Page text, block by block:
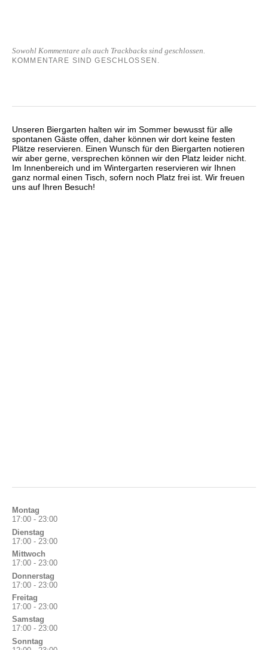
Sowohl Kommentare als auch Trackbacks sind geschlossen.
KOMMENTARE SIND GESCHLOSSEN.
Unseren Biergarten halten wir im Sommer bewusst für alle
spontanen Gäste offen, daher können wir dort keine festen
Plätze reservieren. Einen Wunsch für den Biergarten notieren
wir aber gerne, versprechen können wir den Platz leider nicht.
Im Innenbereich und im Wintergarten reservieren wir Ihnen
ganz normal einen Tisch, sofern noch Platz frei ist. Wir freuen
uns auf Ihren Besuch!
Montag
17:00 - 23:00
Dienstag
17:00 - 23:00
Mittwoch
17:00 - 23:00
Donnerstag
17:00 - 23:00
Freitag
17:00 - 23:00
Samstag
17:00 - 23:00
Sonntag